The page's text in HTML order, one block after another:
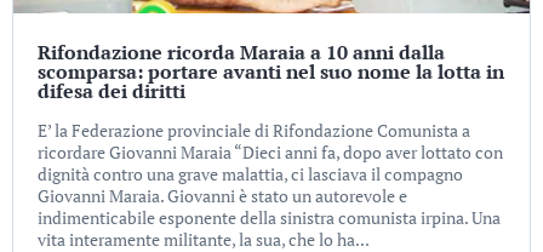
Rifondazione ricorda Maraia a 10 anni dalla
scomparsa: portare avanti nel suo nome la lotta in
difesa dei diritti
E’ la Federazione provinciale di Rifondazione Comunista a
ricordare Giovanni Maraia “Dieci anni fa, dopo aver lottato con
dignità contro una grave malattia, ci lasciava il compagno
Giovanni Maraia. Giovanni è stato un autorevole e
indimenticabile esponente della sinistra comunista irpina. Una
vita interamente militante, la sua, che lo ha...